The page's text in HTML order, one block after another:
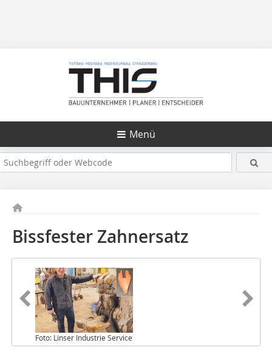
Menü
Bissfester Zahnersatz
Foto: Linser Industrie Service